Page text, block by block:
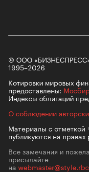
© ООО
1995–2026
Котировки мировых
предоставлены:
Индексы облигаций
О соблюдении
Материалы сотметкой
публикуются на
Все замечания и
присылайте
на